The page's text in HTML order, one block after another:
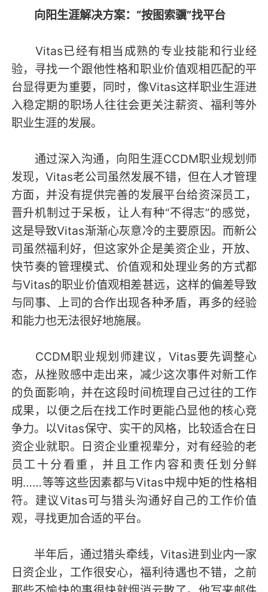
向阳生涯解决方案：“按图索骥”找平台
Vitas已经有相当成熟的专业技能和行业经
验，寻找一个跟他性格和职业价值观相匹配的平
台显得更为重要，同时，像Vitas这样职业生涯进
入稳定期的职场人往往会更关注薪资、福利等外
职业生涯的发展。
通过深入沟通，向阳生涯CCDM职业规划师
发现，Vitas老公司虽然发展不错，但在人才管理
方面，并没有提供完善的发展平台给资深员工，
晋升机制过于呆板，让人有种“不得志”的感觉，
这是导致Vitas渐渐心灰意冷的主要原因。而新公
司虽然福利好，但这家外企是美资企业，开放、
快节奏的管理模式、价值观和处理业务的方式都
与Vitas的职业价值观相差甚远，这样的偏差导致
与同事、上司的合作出现各种矛盾，再多的经验
和能力也无法很好地施展。
CCDM职业规划师建议，Vitas要先调整心
态，从挫败感中走出来，减少这次事件对新工作
的负面影响，并在这段时间梳理自己过往的工作
成果，以便之后在找工作时更能凸显他的核心竞
争力。以Vitas保守、实干的风格，比较适合在日
资企业就职。日资企业重视辈分，对有经验的老
员工十分看重，并且工作内容和责任划分鲜
明……等等这些因素都与Vitas中规中矩的性格相
符。建议Vitas可与猎头沟通好自己的工作价值
观，寻找更加合适的平台。
半年后，通过猎头牵线，Vitas进到业内一家
日资企业，工作很安心，福利待遇也不错，之前